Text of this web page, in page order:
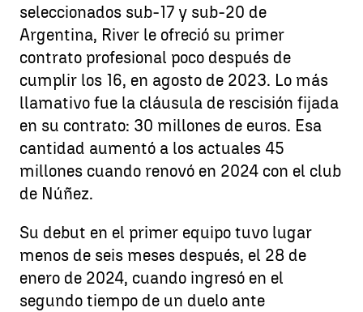
seleccionados sub-17 y sub-20 de
Argentina, River le ofreció su primer
contrato profesional poco después de
cumplir los 16, en agosto de 2023. Lo más
llamativo fue la cláusula de rescisión fijada
en su contrato: 30 millones de euros. Esa
cantidad aumentó a los actuales 45
millones cuando renovó en 2024 con el club
de Núñez.
Su debut en el primer equipo tuvo lugar
menos de seis meses después, el 28 de
enero de 2024, cuando ingresó en el
segundo tiempo de un duelo ante